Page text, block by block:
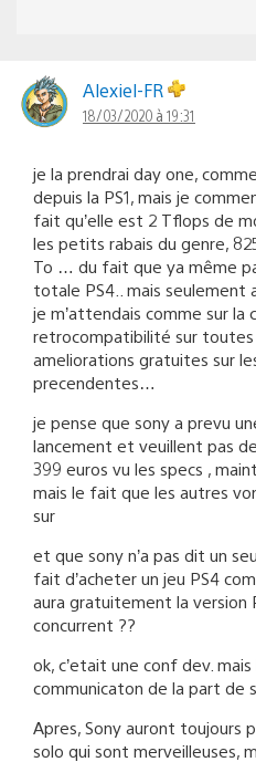
Alexiel-FR
18/03/2020 à 19:31
je la prendrai day one,
depuis la PS1, mais je
fait qu’elle est 2 Tflops de
les petits rabais du genre,
To … du fait que ya même
totale PS4.. mais seulement
je m’attendais comme sur la
retrocompatibilité sur
ameliorations gratuites sur
precendentes…
je pense que sony a prevu
lancement et veuillent pas
399 euros vu les specs ,
mais le fait que les autres
sur
et que sony n’a pas dit un
fait d’acheter un jeu PS4
aura gratuitement la version
concurrent ??
ok, c’etait une conf dev.
communicaton de la part de
Apres, Sony auront toujours
solo qui sont merveilleuses,